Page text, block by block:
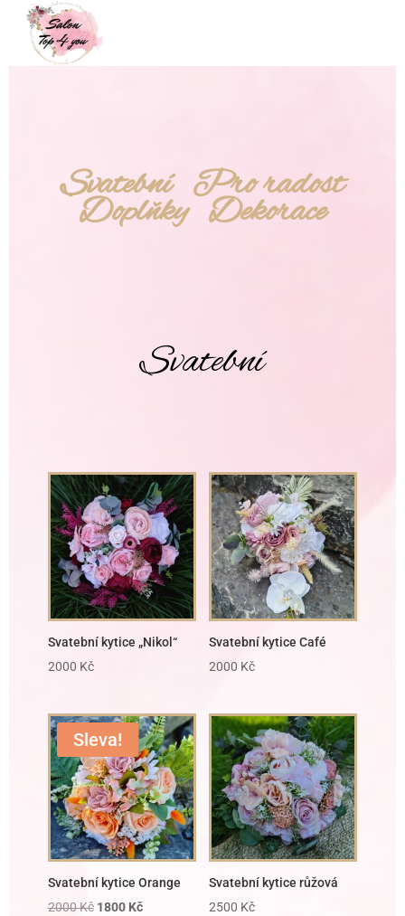
Svatební Pro radost
Doplňky Dekorace
Svatební
Svatební kytice „Nikol“
2000 Kč
Svatební kytice Café
2000 Kč
Sleva!
Svatební kytice Orange
2000Kč 1800 Kč
Svatební kytice růžová
2500 Kč